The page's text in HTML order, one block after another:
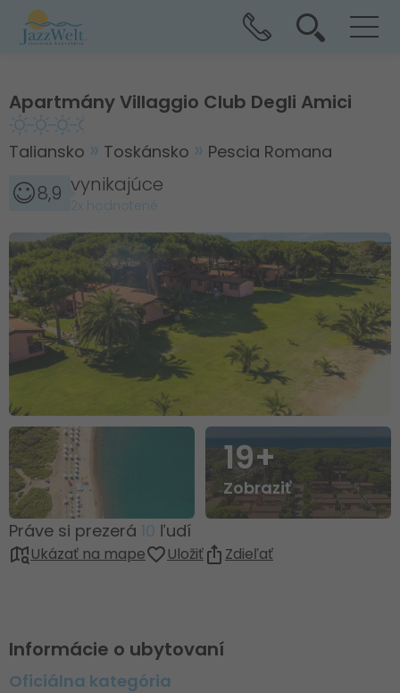
Apartmány Villaggio Club Degli Amici
Taliansko Toskánsko Pescia Romana
8,9 vynikajúce
2x hodnotené
19+
Zobraziť
Práve si prezerá 10 ľudí
Ukázať na mape Uložiť Zdieľať
Informácie o ubytovaní
Oficiálna kategória